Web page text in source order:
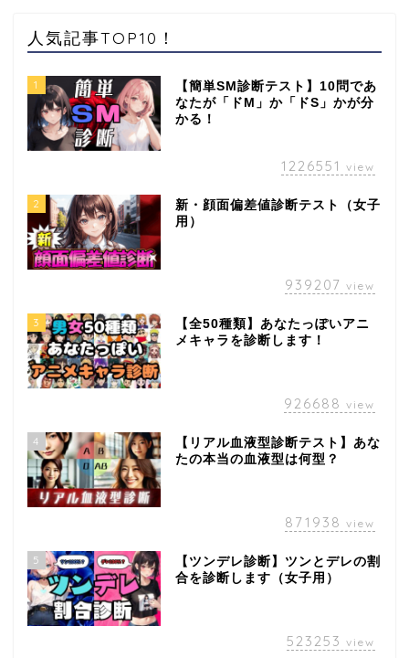
人気記事TOP10！
1
【簡単SM診断テスト】10問であ
なたが「ドM」か「ドS」かが分
かる！
1226551 view
2
新・顔面偏差値診断テスト（女子
用）
939207 view
3
【全50種類】あなたっぽいアニ
メキャラを診断します！
926688 view
4
【リアル血液型診断テスト】あな
たの本当の血液型は何型？
871938 view
5
【ツンデレ診断】ツンとデレの割
合を診断します（女子用）
523253 view